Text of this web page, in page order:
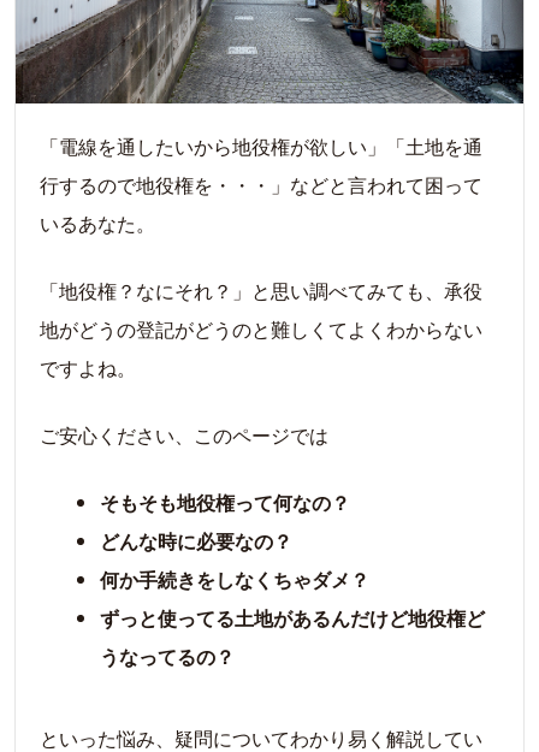
「電線を通したいから地役権が欲しい」「土地を通
行するので地役権を・・・」などと言われて困って
いるあなた。
「地役権？なにそれ？」と思い調べてみても、承役
地がどうの登記がどうのと難しくてよくわからない
ですよね。
ご安心ください、このページでは
そもそも地役権って何なの？
どんな時に必要なの？
何か手続きをしなくちゃダメ？
ずっと使ってる土地があるんだけど地役権ど
うなってるの？
といった悩み、疑問についてわかり易く解説してい